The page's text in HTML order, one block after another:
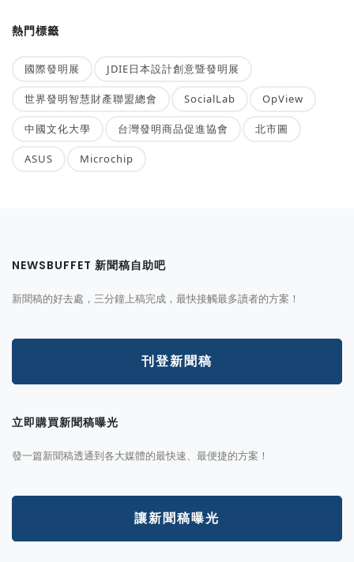
熱門標籤
國際發明展 JDIE日本設計創意暨發明展
世界發明智慧財產聯盟總會 SocialLab OpView
中國文化大學 台灣發明商品促進協會 北市圖
ASUS Microchip
NEWSBUFFET 新聞稿自助吧
新聞稿的好去處，三分鐘上稿完成，最快接觸最多讀者的方案！
刊登新聞稿
立即購買新聞稿曝光
發一篇新聞稿透通到各大媒體的最快速、最便捷的方案！
讓新聞稿曝光